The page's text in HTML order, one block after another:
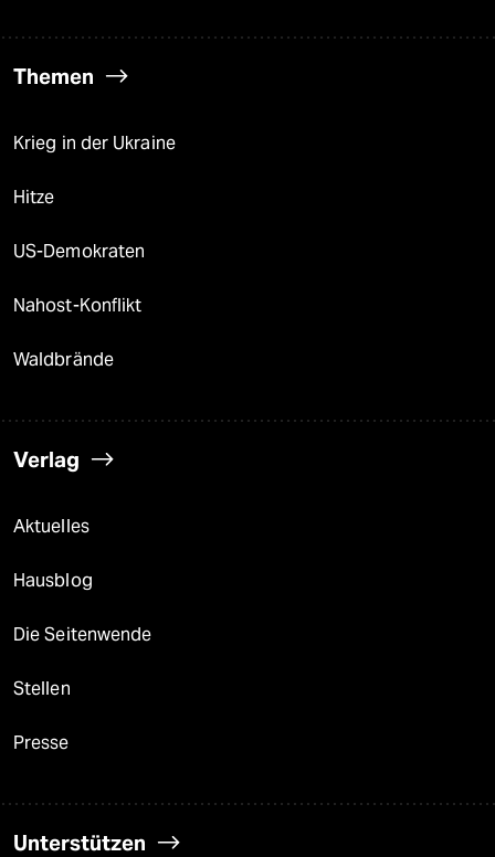
Themen
Krieg in der Ukraine
Hitze
US-Demokraten
Nahost-Konflikt
Waldbrände
Verlag
Aktuelles
Hausblog
Die Seitenwende
Stellen
Presse
Unterstützen